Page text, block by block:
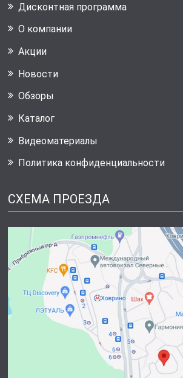
Дисконтная программа
О компании
Акции
Новости
Обзоры
Каталог
Видеоматериалы
Политика конфиденциальности
СХЕМА ПРОЕЗДА